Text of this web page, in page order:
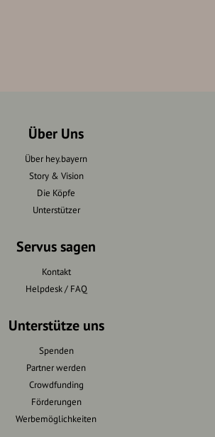
Über Uns
Über hey.bayern
Story & Vision
Die Köpfe
Unterstützer
Servus sagen
Kontakt
Helpdesk / FAQ
Unterstütze uns
Spenden
Partner werden
Crowdfunding
Förderungen
Werbemöglichkeiten